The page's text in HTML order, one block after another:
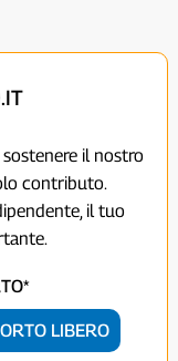
il nostro
contributo.
il tuo
LIBERO